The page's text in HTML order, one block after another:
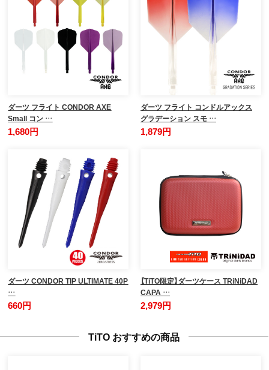
ダーツ フライト CONDOR AXE
Small コン …
1,680円
ダーツ フライト コンドルアックス
グラデーション スモ …
1,879円
ダーツ CONDOR TIP ULTIMATE 40P
…
660円
【TiTO限定】ダーツケース TRiNiDAD
CAPA …
2,979円
TiTO おすすめの商品